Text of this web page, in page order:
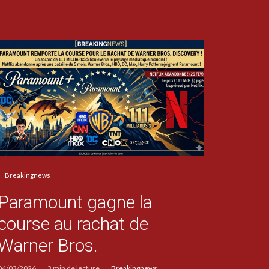
Breakingnews
gagne la
au rachat de
Bros.